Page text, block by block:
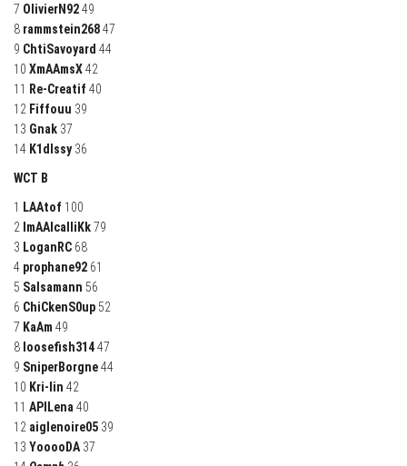
7 OlivierN9249
8 rammstein26847
9 ChtiSavoyard 44
10 XmAAmsX42
11 Re-Creatif 40
12 Fiffouu 39
13 Gnak 37
14 K1dIssy36
WCT B
1 LAAtof 100
2 ImAAlcalliKk79
3 LoganRC 68
4 prophane92 61
5 Salsamann 56
6 ChiCkenS0up52
7 KaAm 49
8 loosefish31447
9 SniperBorgne44
10 Kri-lin 42
11 APILena 40
12 aiglenoire05 39
13 YooooDA 37